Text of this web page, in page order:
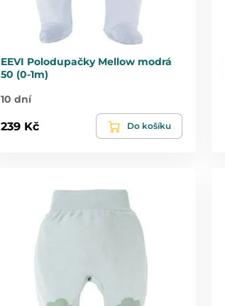
EEVI Polodupačky Mellow modrá
50 (0-1m)
10 dní
239 Kč Do košíku